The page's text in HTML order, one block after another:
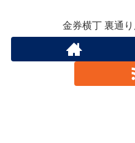
金券横丁 裏通